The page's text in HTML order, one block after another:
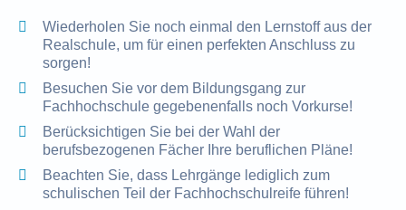
Wiederholen Sie noch einmal den Lernstoff aus der
Realschule, um für einen perfekten Anschluss zu
sorgen!
Besuchen Sie vor dem Bildungsgang zur
Fachhochschule gegebenenfalls noch Vorkurse!
Berücksichtigen Sie bei der Wahl der
berufsbezogenen Fächer Ihre beruflichen Pläne!
Beachten Sie, dass Lehrgänge lediglich zum
schulischen Teil der Fachhochschulreife führen!